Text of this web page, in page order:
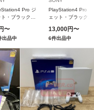
Pro ジ
ト・ブラック
〜
出品中
PlayStation4 Pro ジ
ェット・ブラック
13,000円〜
6件出品中